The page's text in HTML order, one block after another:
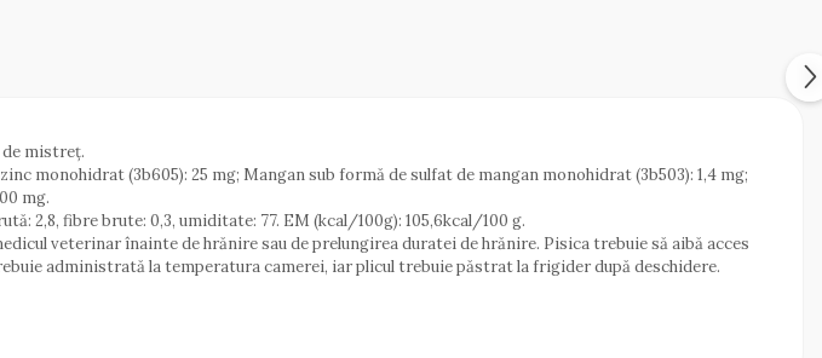
de mistreț.
monohidrat (3b605): 25 mg; Mangan sub formă de sulfat de mangan monohidrat (3b503): 1,4 mg;
mg.
2,8, fibre brute: 0,3, umiditate: 77. EM (kcal/100g): 105,6kcal/100 g.
veterinar înainte de hrănire sau de prelungirea duratei de hrănire. Pisica trebuie să aibă acces
administrată la temperatura camerei, iar plicul trebuie păstrat la frigider după deschidere.